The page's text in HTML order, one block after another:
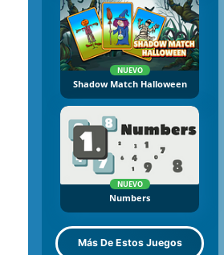
NUEVO
Shadow Match Halloween
NUEVO
Numbers
Más De Estos Juegos